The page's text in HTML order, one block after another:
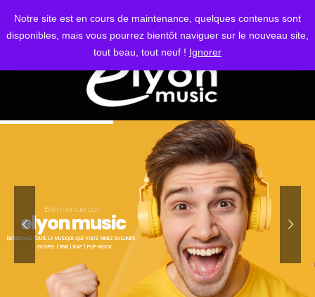
Notre site est en cours de maintenance, quelques contenus sont
disponibles, mais vous pourrez bientôt naviguer sur le nouveau site,
tout beau, tout neuf ! Ignorer
S'IDENTIFIER
Bienvenue sur
elyon music
RETROUVEZ TOUTE LA MUSIQUE QUE VOUS AIMEZ EN ILLIMITÉ
GOSPEL | RNB | RAP | POP-ROCK...